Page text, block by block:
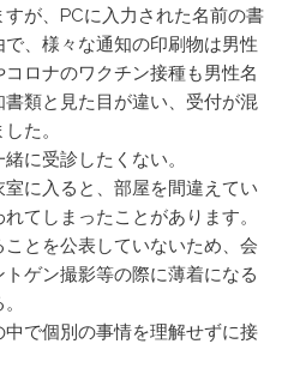
が、PCに入力された名前の書
、様々な通知の印刷物は男性
ロナのワクチン接種も男性名
類と見た目が違い、受付が混
た。
に受診したくない。
に入ると、部屋を間違えてい
てしまったことがあります。
とを公表していないため、会
ゲン撮影等の際に薄着になる
で個別の事情を理解せずに接